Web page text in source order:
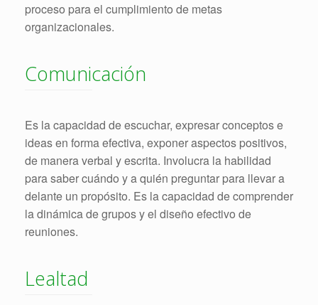
proceso para el cumplimiento de metas
organizacionales.
Comunicación
Es la capacidad de escuchar, expresar conceptos e
ideas en forma efectiva, exponer aspectos positivos,
de manera verbal y escrita. Involucra la habilidad
para saber cuándo y a quién preguntar para llevar a
delante un propósito. Es la capacidad de comprender
la dinámica de grupos y el diseño efectivo de
reuniones.
Lealtad